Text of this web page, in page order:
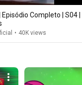
Completo | S04 |
• 40K views